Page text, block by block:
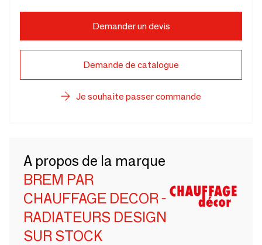
Demander un devis
Demande de catalogue
Je souhaite passer commande
A propos de la marque
BREM PAR
CHAUFFAGE DECOR -
RADIATEURS DESIGN
SUR STOCK